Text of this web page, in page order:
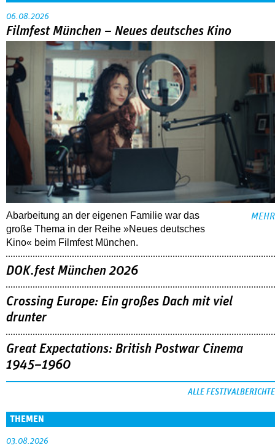
06.08.2026
Filmfest München – Neues deutsches Kino
Abarbeitung an der eigenen Familie war das
große Thema in der Reihe »Neues deutsches
Kino« beim Filmfest München.
MEHR
DOK.fest München 2026
Crossing Europe: Ein großes Dach mit viel
drunter
Great Expectations: British Postwar Cinema
1945–1960
ALLE FESTIVALBERICHTE
THEMEN
03.08.2026